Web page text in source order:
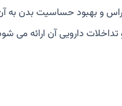
و بهبود حساسیت بدن به
تداخلات دارویی آن ارائه می